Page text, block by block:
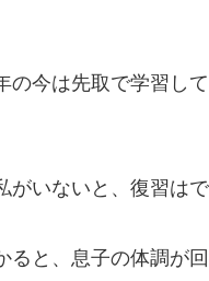
の今は先取で学習し
がいないと、復習は
ると、息子の体調が